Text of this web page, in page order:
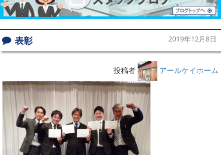
表彰 2019年12月8日
投稿者 アールケイホーム